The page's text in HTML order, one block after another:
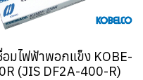
อมไฟฟ้าพอกแข็ง KOBE-
(JIS DF2A-400-R)